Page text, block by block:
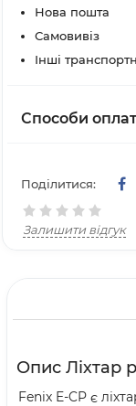
Нова пошта
Самовивіз
Інші
Способи
Поділитися:
Залишити відгук
Опис Ліхтар
Fenix E-CP є